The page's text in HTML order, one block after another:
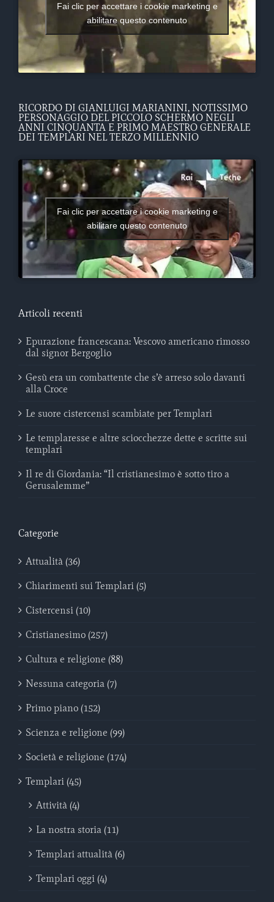
Fai clic per accettare i cookie marketing e
abilitare questo contenuto
RICORDO DI GIANLUIGI MARIANINI, NOTISSIMO
PERSONAGGIO DEL PICCOLO SCHERMO NEGLI
ANNI CINQUANTA E PRIMO MAESTRO GENERALE
DEI TEMPLARI NEL TERZO MILLENNIO
Fai clic per accettare i cookie marketing e
abilitare questo contenuto
Articoli recenti
Epurazione francescana: Vescovo americano rimosso
dal signor Bergoglio
Gesù era un combattente che s’è arreso solo davanti
alla Croce
Le suore cistercensi scambiate per Templari
Le templaresse e altre sciocchezze dette e scritte sui
templari
Il re di Giordania: “Il cristianesimo è sotto tiro a
Gerusalemme”
Categorie
Attualità (36)
Chiarimenti sui Templari (5)
Cistercensi (10)
Cristianesimo (257)
Cultura e religione (88)
Nessuna categoria (7)
Primo piano (152)
Scienza e religione (99)
Società e religione (174)
Templari (45)
Attività (4)
La nostra storia (11)
Templari attualità (6)
Templari oggi (4)